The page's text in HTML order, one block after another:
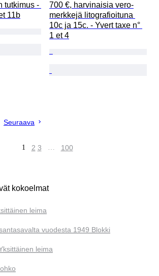
tutkimus -
11b
700 €, harvinaisia vero-
merkkejä litografioituna
10c ja 15c. - Yvert taxe n°
1 et 4
Seuraava
1 2 3 … 100
kokoelmat
leima
vuodesta 1949 Blokki
leima